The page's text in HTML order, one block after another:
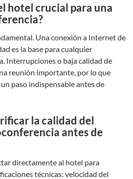
hotel crucial para una
Una conexión a Internet de
es la base para cualquier
Interrupciones o baja calidad de
reunión importante, por lo que
paso indispensable antes de
la calidad del
antes de
directamente al hotel para
técnicas: velocidad del